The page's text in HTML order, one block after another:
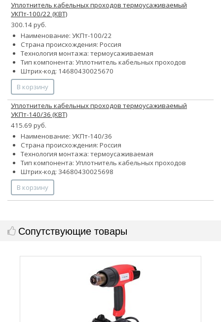
Уплотнитель кабельных проходов термоусаживаемый
УКПт-100/22 (КВТ)
300.14 руб.
Наименование: УКПт-100/22
Страна происхождения: Россия
Технология монтажа: термоусаживаемая
Тип компонента: Уплотнитель кабельных проходов
Штрих-код: 14680430025670
В корзину
Уплотнитель кабельных проходов термоусаживаемый
УКПт-140/36 (КВТ)
415.69 руб.
Наименование: УКПт-140/36
Страна происхождения: Россия
Технология монтажа: термоусаживаемая
Тип компонента: Уплотнитель кабельных проходов
Штрих-код: 34680430025698
В корзину
Сопутствующие товары